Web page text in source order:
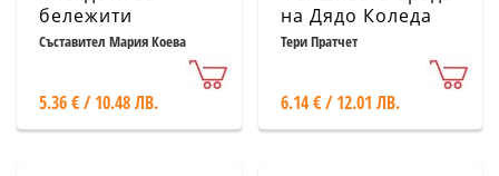
бележити
личности
Съставител Мария Коева
5.36 € / 10.48 ЛВ.
на Дядо Коледа
Тери Пратчет
6.14 € / 12.01 ЛВ.